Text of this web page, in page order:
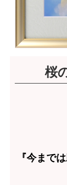
桜
『今まで